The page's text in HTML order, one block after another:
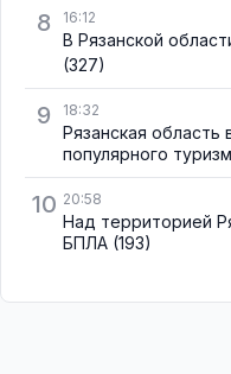
8 16:12
В Рязанской
(327)
9 18:32
Рязанская
популярного
10 20:58
Над территорией
БПЛА (193)